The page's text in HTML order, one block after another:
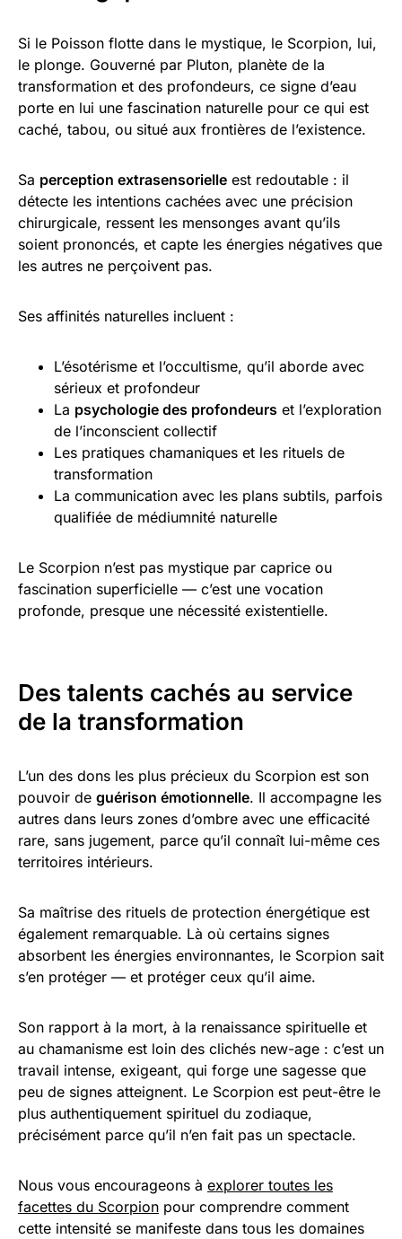
Si le Poisson flotte dans le mystique, le Scorpion, lui,
le plonge. Gouverné par Pluton, planète de la
transformation et des profondeurs, ce signe d’eau
porte en lui une fascination naturelle pour ce qui est
caché, tabou, ou situé aux frontières de l’existence.
Sa perception extrasensorielle est redoutable : il
détecte les intentions cachées avec une précision
chirurgicale, ressent les mensonges avant qu’ils
soient prononcés, et capte les énergies négatives que
les autres ne perçoivent pas.
Ses affinités naturelles incluent :
L’ésotérisme et l’occultisme, qu’il aborde avec
sérieux et profondeur
La psychologie des profondeurs et l’exploration
de l’inconscient collectif
Les pratiques chamaniques et les rituels de
transformation
La communication avec les plans subtils, parfois
qualifiée de médiumnité naturelle
Le Scorpion n’est pas mystique par caprice ou
fascination superficielle — c’est une vocation
profonde, presque une nécessité existentielle.
Des talents cachés au service
de la transformation
L’un des dons les plus précieux du Scorpion est son
pouvoir de guérison émotionnelle. Il accompagne les
autres dans leurs zones d’ombre avec une efficacité
rare, sans jugement, parce qu’il connaît lui-même ces
territoires intérieurs.
Sa maîtrise des rituels de protection énergétique est
également remarquable. Là où certains signes
absorbent les énergies environnantes, le Scorpion sait
s’en protéger — et protéger ceux qu’il aime.
Son rapport à la mort, à la renaissance spirituelle et
au chamanisme est loin des clichés new-age : c’est un
travail intense, exigeant, qui forge une sagesse que
peu de signes atteignent. Le Scorpion est peut-être le
plus authentiquement spirituel du zodiaque,
précisément parce qu’il n’en fait pas un spectacle.
Nous vous encourageons à explorer toutes les
facettes du Scorpion pour comprendre comment
cette intensité se manifeste dans tous les domaines